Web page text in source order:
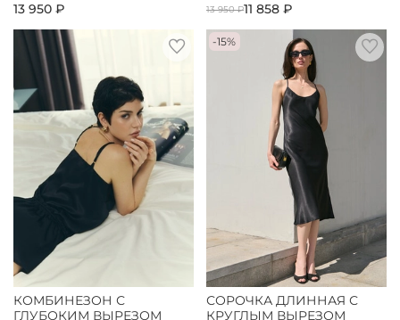
13 950 ₽
13 950 ₽11 858 ₽
КОМБИНЕЗОН С
ГЛУБОКИМ ВЫРЕЗОМ
-15%
СОРОЧКА ДЛИННАЯ С
КРУГЛЫМ ВЫРЕЗОМ